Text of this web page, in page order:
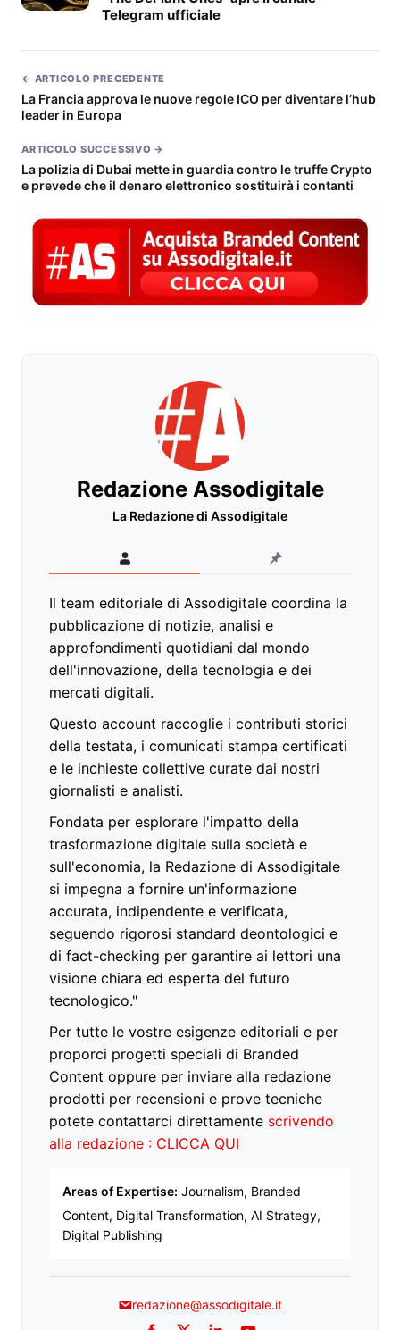
Telegram ufficiale
← ARTICOLO PRECEDENTE
La Francia approva le nuove regole ICO per diventare l’hub
leader in Europa
ARTICOLO SUCCESSIVO →
La polizia di Dubai mette in guardia contro le truffe Crypto
e prevede che il denaro elettronico sostituirà i contanti
Redazione Assodigitale
La Redazione di Assodigitale
Il team editoriale di Assodigitale coordina la
pubblicazione di notizie, analisi e
approfondimenti quotidiani dal mondo
dell'innovazione, della tecnologia e dei
mercati digitali.
Questo account raccoglie i contributi storici
della testata, i comunicati stampa certificati
e le inchieste collettive curate dai nostri
giornalisti e analisti.
Fondata per esplorare l'impatto della
trasformazione digitale sulla società e
sull'economia, la Redazione di Assodigitale
si impegna a fornire un'informazione
accurata, indipendente e verificata,
seguendo rigorosi standard deontologici e
di fact-checking per garantire ai lettori una
visione chiara ed esperta del futuro
tecnologico."
Per tutte le vostre esigenze editoriali e per
proporci progetti speciali di Branded
Content oppure per inviare alla redazione
prodotti per recensioni e prove tecniche
potete contattarci direttamente scrivendo
alla redazione : CLICCA QUI
Areas of Expertise: Journalism, Branded
Content, Digital Transformation, AI Strategy,
Digital Publishing
redazione@assodigitale.it